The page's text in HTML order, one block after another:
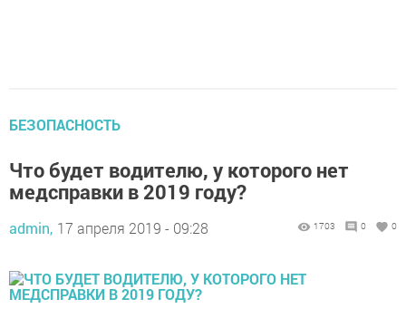
БЕЗОПАСНОСТЬ
Что будет водителю, у которого нет
медсправки в 2019 году?
admin, 17 апреля 2019 - 09:28 1703 0 0